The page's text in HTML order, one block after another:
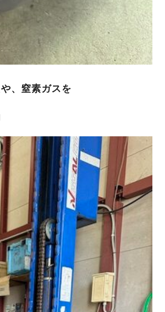
、窒素ガスを